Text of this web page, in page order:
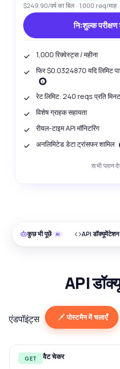
$249.90/वर्ष का बिल · 1,000 req/माह
निःशुल्क
1,000 रिक्वेस्ट्स / महीना
फिर $0.0324870 यदि लिमिट
रेट लिमिट: 240 reqs प्रति मिनट
विशेष ग्राहक सहायता
रीयल-टाइम API मॉनिटरिंग
अनलिमिटेड डेटा ट्रांसफर शामिल
सभी प्लान
कुछ भी पूछें API डॉक्यूमेंटेशन
API
एंडपॉइंट्स पोस्टमैन में चलाएँ
GET वैट चेकर